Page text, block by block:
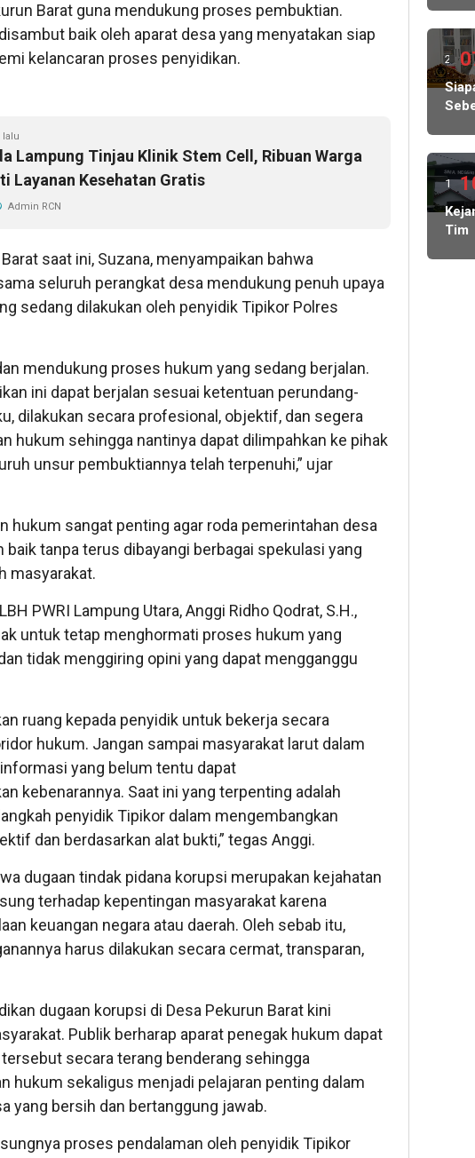
Barat guna mendukung proses pembuktian.
baik oleh aparat desa yang menyatakan siap
kelancaran proses penyidikan.
lalu
Lampung Tinjau Klinik Stem Cell, Ribuan Warga
Layanan Kesehatan Gratis
Admin RCN
saat ini, Suzana, menyampaikan bahwa
seluruh perangkat desa mendukung penuh upaya
sedang dilakukan oleh penyidik Tipikor Polres
mendukung proses hukum yang sedang berjalan.
ini dapat berjalan sesuai ketentuan perundang-
dilakukan secara profesional, objektif, dan segera
hukum sehingga nantinya dapat dilimpahkan ke pihak
unsur pembuktiannya telah terpenuhi,” ujar
hukum sangat penting agar roda pemerintahan desa
baik tanpa terus dibayangi berbagai spekulasi yang
masyarakat.
PWRI Lampung Utara, Anggi Ridho Qodrat, S.H.,
untuk tetap menghormati proses hukum yang
tidak menggiring opini yang dapat mengganggu
ruang kepada penyidik untuk bekerja secara
hukum. Jangan sampai masyarakat larut dalam
yang belum tentu dapat
kebenarannya. Saat ini yang terpenting adalah
penyidik Tipikor dalam mengembangkan
dan berdasarkan alat bukti,” tegas Anggi.
dugaan tindak pidana korupsi merupakan kejahatan
terhadap kepentingan masyarakat karena
keuangan negara atau daerah. Oleh sebab itu,
harus dilakukan secara cermat, transparan,
dugaan korupsi di Desa Pekurun Barat kini
Publik berharap aparat penegak hukum dapat
secara terang benderang sehingga
hukum sekaligus menjadi pelajaran penting dalam
yang bersih dan bertanggung jawab.
proses pendalaman oleh penyidik Tipikor
di
1
tiba
dan
2
lalu
Publik
1
lalu
Tim